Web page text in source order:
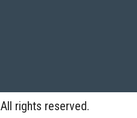
rights reserved.